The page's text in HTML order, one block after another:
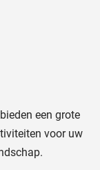
een grote
voor uw